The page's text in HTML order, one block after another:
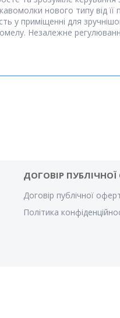
нового типу від її
у приміщенні для
Незалежне
ДОГОВІР
Договір публічної
Політика